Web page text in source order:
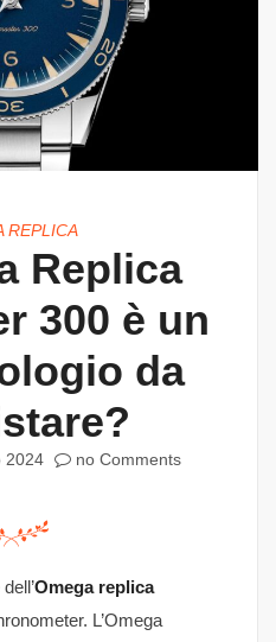
REPLICA
Replica
300 è un
da
2024 no Comments
Omega replica
L’Omega